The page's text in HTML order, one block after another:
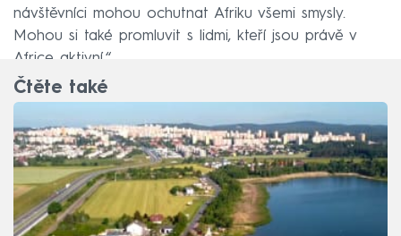
návštěvníci mohou ochutnat Afriku všemi smysly.
Mohou si také promluvit s lidmi, kteří jsou právě v
Africe aktivní.“
Čtěte také